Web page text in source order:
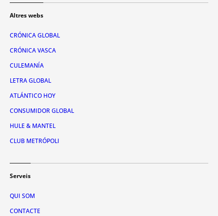
Altres webs
CRÓNICA GLOBAL
CRÓNICA VASCA
CULEMANÍA
LETRA GLOBAL
ATLÁNTICO HOY
CONSUMIDOR GLOBAL
HULE & MANTEL
CLUB METRÓPOLI
Serveis
QUI SOM
CONTACTE